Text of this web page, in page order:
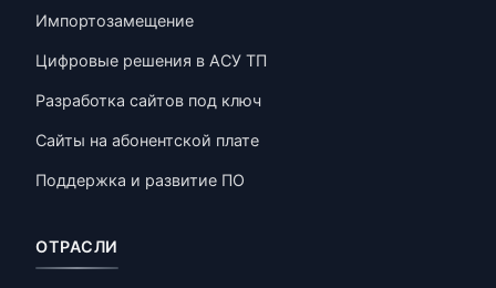
Импортозамещение
Цифровые решения в АСУ ТП
Разработка сайтов под ключ
Сайты на абонентской плате
Поддержка и развитие ПО
ОТРАСЛИ